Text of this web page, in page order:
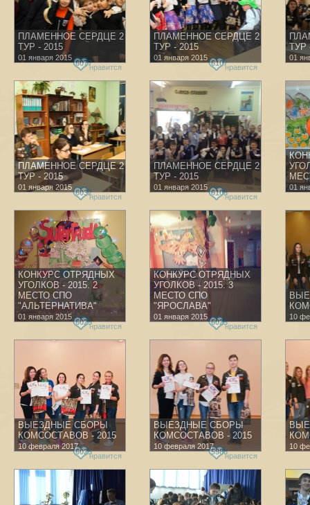
ПЛАМЕННОЕ СЕРДЦЕ 2
ТУР - 2015
01 января 2015
6077нравится
ПЛАМЕННОЕ СЕРДЦЕ 2
ТУР - 2015
01 января 2015
6107нравится
ТУР
01
ПЛАМЕННОЕ СЕРДЦЕ 2
ТУР - 2015
01 января 2015
6032нравится
ПЛАМЕННОЕ СЕРДЦЕ 2
ТУР - 2015
01 января 2015
6108нравится
01
КОНКУРС ОТРЯДНЫХ
УГОЛКОВ - 2015. 2
МЕСТО СПО
"АЛЬТЕРНАТИВА"
01 января 2015
6025нравится
КОНКУРС ОТРЯДНЫХ
УГОЛКОВ - 2015. 3
МЕСТО СПО
"ЯРОСЛАВА"
01 января 2015
6025нравится
10
ВЫЕЗДНЫЕ СБОРЫ
КОМСОСТАВОВ - 2015
10 февраля 2017
6025нравится
ВЫЕЗДНЫЕ СБОРЫ
КОМСОСТАВОВ - 2015
10 февраля 2017
5988нравится
10